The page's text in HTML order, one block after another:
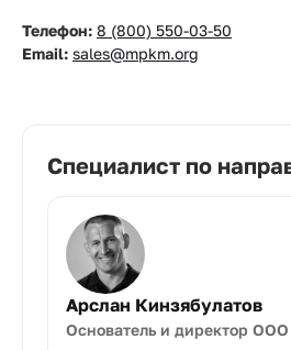
Телефон: 8 (800) 550-03-50
Email: sales@mpkm.org
Специалист по
Арслан Кинзябулатов
Основатель и директор